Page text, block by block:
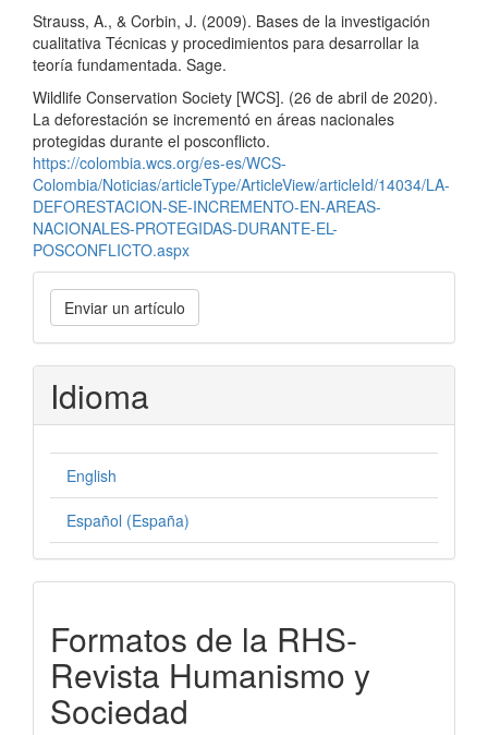
Strauss, A., & Corbin, J. (2009). Bases de la investigación
cualitativa Técnicas y procedimientos para desarrollar la
teoría fundamentada. Sage.
Wildlife Conservation Society [WCS]. (26 de abril de 2020).
La deforestación se incrementó en áreas nacionales
protegidas durante el posconflicto.
https://colombia.wcs.org/es-es/WCS-
Colombia/Noticias/articleType/ArticleView/articleId/14034/LA-
DEFORESTACION-SE-INCREMENTO-EN-AREAS-
NACIONALES-PROTEGIDAS-DURANTE-EL-
POSCONFLICTO.aspx
Enviar
un
artículo
Enviar un artículo
Idioma
English
Español (España)
rhs
Formatos de la RHS-
Revista Humanismo y
Sociedad